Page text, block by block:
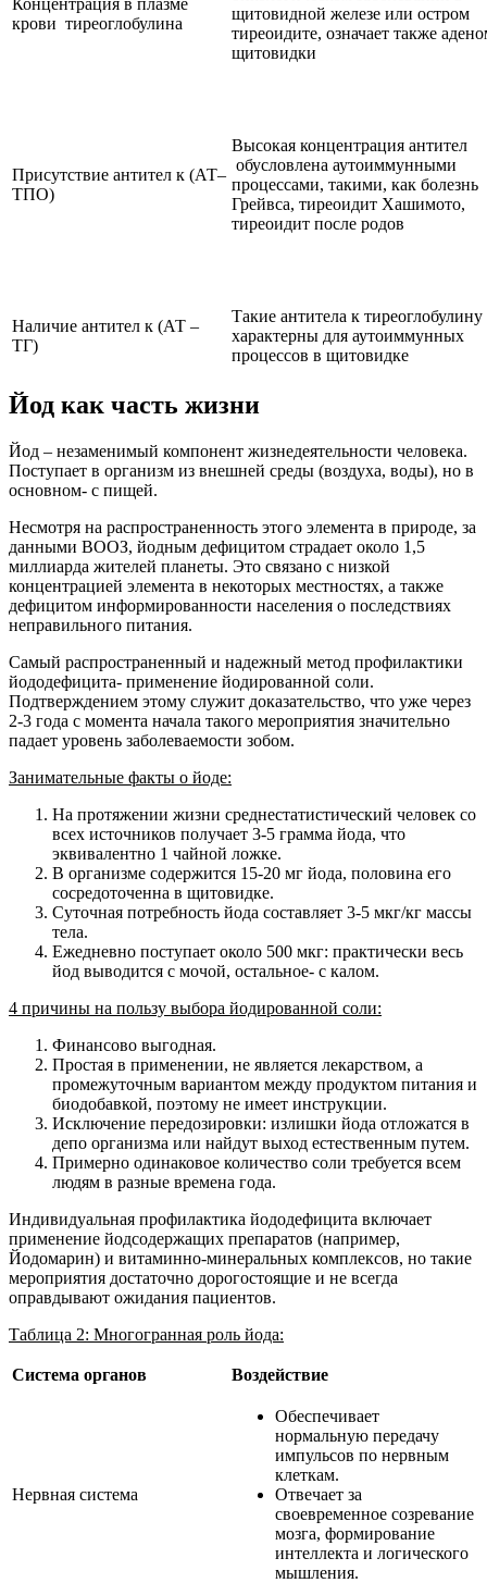
крови тиреоглобулина
щитовидной железе или остром
тиреоидите, означает также
щитовидки
Присутствие антител к (АТ–
ТПО)
Высокая концентрация антител
обусловлена аутоиммунными
процессами, такими, как болезнь
Грейвса, тиреоидит Хашимото,
тиреоидит после родов
Наличие антител к (АТ –
ТГ)
Такие антитела к тиреоглобулину
характерны для аутоиммунных
процессов в щитовидке
Йод как часть жизни
Йод – незаменимый компонент жизнедеятельности человека.
Поступает в организм из внешней среды (воздуха, воды), но в
основном- с пищей.
Несмотря на распространенность этого элемента в природе, за
данными ВООЗ, йодным дефицитом страдает около 1,5
миллиарда жителей планеты. Это связано с низкой
концентрацией элемента в некоторых местностях, а также
дефицитом информированности населения о последствиях
неправильного питания.
Самый распространенный и надежный метод профилактики
йододефицита- применение йодированной соли.
Подтверждением этому служит доказательство, что уже через
2-3 года с момента начала такого мероприятия значительно
падает уровень заболеваемости зобом.
Занимательные факты о йоде:
На протяжении жизни среднестатистический человек со
всех источников получает 3-5 грамма йода, что
эквивалентно 1 чайной ложке.
В организме содержится 15-20 мг йода, половина его
сосредоточенна в щитовидке.
Суточная потребность йода составляет 3-5 мкг/кг массы
тела.
Ежедневно поступает около 500 мкг: практически весь
йод выводится с мочой, остальное- с калом.
4 причины на пользу выбора йодированной соли:
Финансово выгодная.
Простая в применении, не является лекарством, а
промежуточным вариантом между продуктом питания и
биодобавкой, поэтому не имеет инструкции.
Исключение передозировки: излишки йода отложатся в
депо организма или найдут выход естественным путем.
Примерно одинаковое количество соли требуется всем
людям в разные времена года.
Индивидуальная профилактика йододефицита включает
применение йодсодержащих препаратов (например,
Йодомарин) и витаминно-минеральных комплексов, но такие
мероприятия достаточно дорогостоящие и не всегда
оправдывают ожидания пациентов.
Таблица 2: Многогранная роль йода:
Система органов Воздействие
Нервная система
Обеспечивает
нормальную передачу
импульсов по нервным
клеткам.
Отвечает за
своевременное созревание
мозга, формирование
интеллекта и логического
мышления.